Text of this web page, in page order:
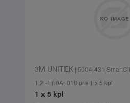
3M UNITEK| 5004-431
1,2 -1T/0A, 018 ura 1 x 5 kpl
1 x 5 kpl